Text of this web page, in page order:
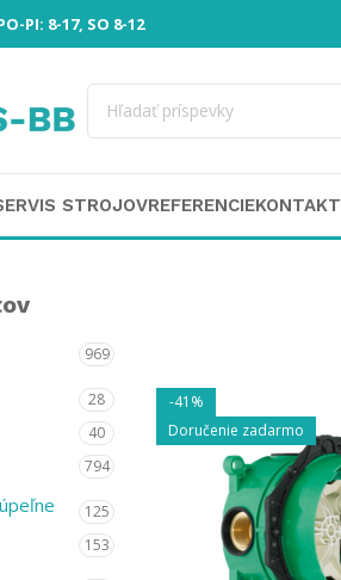
PI: 8-17, SO 8-12
STROJOVREFERENCIEKONTAKT
969
28
40
794
125
153
-41%
Doručenie zadarmo